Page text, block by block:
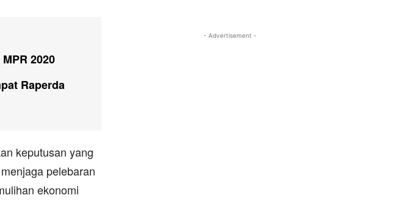
2020
Raperda
keputusan yang
pelebaran
ekonomi
- Advertisement -